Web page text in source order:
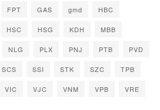
FPT GAS gmd HBC
HSC HSG KDH MBB
NLG PLX PNJ PTB PVD
SCS SSI STK SZC TPB
VIC VJC VNM VPB VRE